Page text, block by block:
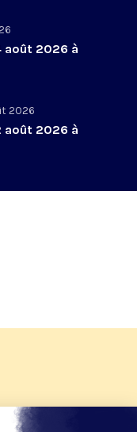
août 2026 à
2026
août 2026 à
2026 de KTO